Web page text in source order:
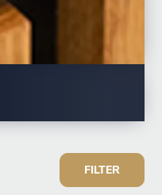
FILTER